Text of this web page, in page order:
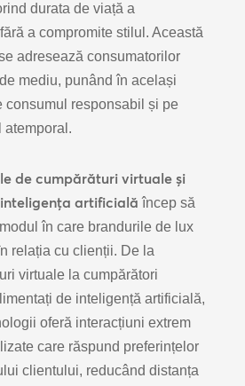
durata de viață a
a compromite stilul. Această
adresează consumatorilor
mediu, punând în același
consumul responsabil și pe
atemporal.
de cumpărături virtuale și
artificială încep să
în care brandurile de lux
relația cu clienții. De la
virtuale la cumpărători
de inteligență artificială,
oferă interacțiuni extrem
care răspund preferințelor
clientului, reducând distanța